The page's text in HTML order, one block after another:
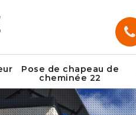
Pose de chapeau de
cheminée 22